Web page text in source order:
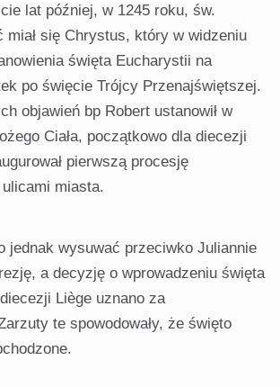
lat później, w 1245 roku, św.
miał się Chrystus, który w widzeniu
święta Eucharystii na
po święcie Trójcy Przenajświętszej.
objawień bp Robert ustanowił w
Ciała, początkowo dla diecezji
pierwszą procesję
miasta.
jednak wysuwać przeciwko Juliannie
a decyzję o wprowadzeniu święta
Liège uznano za
te spowodowały, że święto